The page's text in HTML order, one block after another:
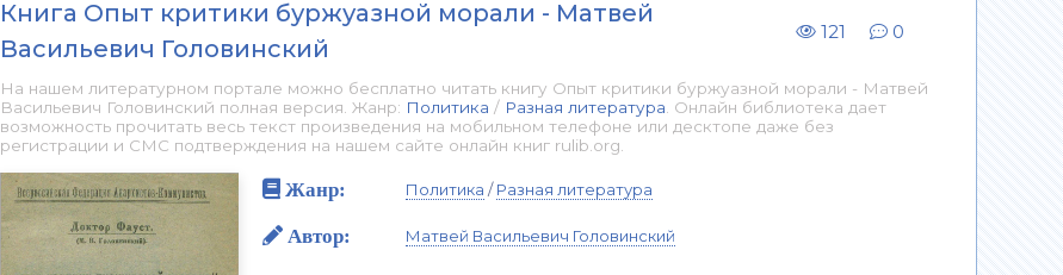
Книга Опыт критики буржуазной морали - Матвей
Васильевич Головинский
121 0
На нашем литературном портале можно бесплатно читать книгу Опыт критики буржуазной морали - Матвей
Васильевич Головинский полная версия. Жанр: Политика / Разная литература . Онлайн библиотека дает
возможность прочитать весь текст произведения на мобильном телефоне или десктопе даже без
регистрации и СМС подтверждения на нашем сайте онлайн книг rulib.org.
Жанр: Политика /Разная литература
Автор: Матвей Васильевич Головинский